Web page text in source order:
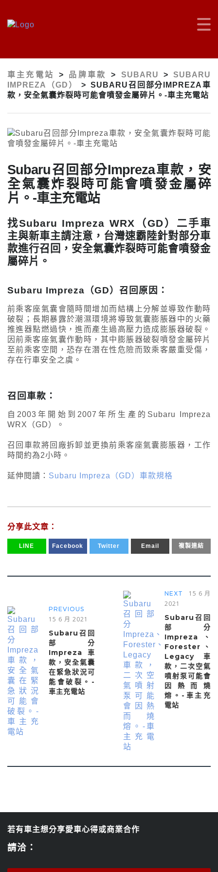
車主充電站 > 品牌車款 > SUBARU >
SUBARU
IMPREZA（GD）
> SUBARU召回部分IMPREZA車
款，安全氣囊炸裂時可能會噴發金屬碎片。-車主充電站
Subaru召回部分Impreza車款，安
全氣囊炸裂時可能會噴發金屬碎
片。-車主充電站
找Subaru Impreza WRX（GD）二手車
主與新車主請注意，台灣速霸陸針對部分車
款進行召回，安全氣囊炸裂時可能會噴發金
屬碎片。
Subaru Impreza（GD）召回原因：
前乘客座氣囊會隨時間增加而結構上分解並導致作動時
破裂；長期暴露於潮濕環境將導致氣囊膨脹器中的火藥
推進器點燃過快，進而產生過高壓力造成膨脹器破裂。
因前乘客座氣囊作動時，其中膨脹器破裂噴發金屬碎片
至前乘客空間，恐存在潛在性危險而致乘客嚴重受傷，
存在行車安全之虞。
召回車款：
自2003年開始到2007年所生產的Subaru Impreza
WRX（GD）。
召回車款將回廠拆卸並更換前乘客座氣囊膨脹器，工作
時間約為2小時。
延伸閱讀： Subaru Impreza（GD）車款規格
分享此文章：
LINE Facebook Twitter Email 複製連結
PREVIOUS
15 6 月 2021
Subaru召回
部分
Impreza車
款，安全氣囊
在緊急狀況可
能會破裂。-
車主充電站
NEXT
15 6 月
2021
Subaru召回
部分
Impreza、
Forester、
Legacy車
款，二次空氣
噴射泵可能會
因熱而燒
熔。-車主充
電站
若有車主想分享愛車心得或商業合作
請洽：